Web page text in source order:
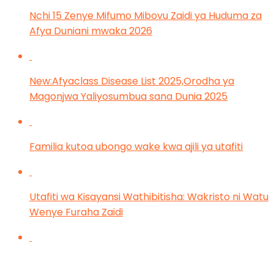
Nchi 15 Zenye Mifumo Mibovu Zaidi ya Huduma za
Afya Duniani mwaka 2026
New:Afyaclass Disease List 2025,Orodha ya
Magonjwa Yaliyosumbua sana Dunia 2025
Familia kutoa ubongo wake kwa ajili ya utafiti
Utafiti wa Kisayansi Wathibitisha: Wakristo ni Watu
Wenye Furaha Zaidi